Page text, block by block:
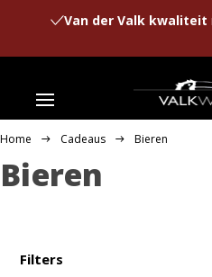
Van der Valk kwaliteit
Home Cadeaus Bieren
Bieren
Filters